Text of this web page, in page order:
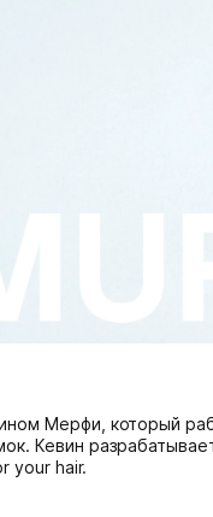
Мерфи, который
Кевин
your hair.